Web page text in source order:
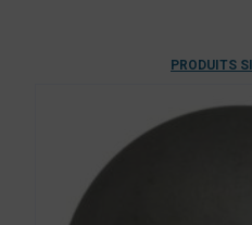
PRODUITS